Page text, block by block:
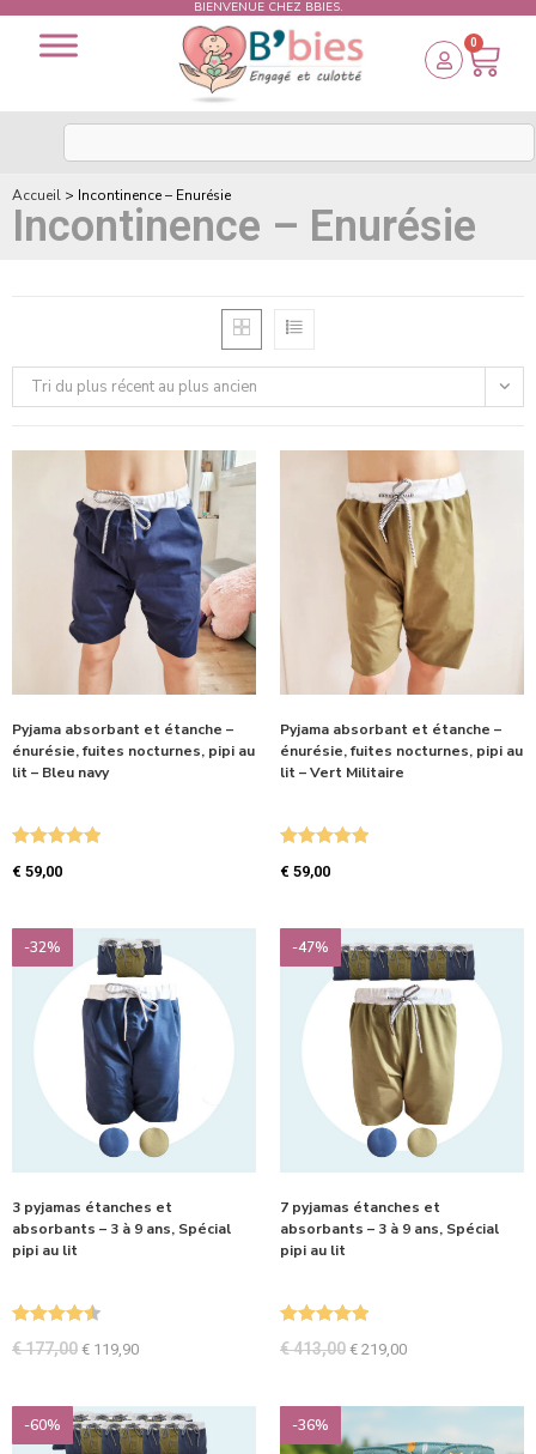
BIENVENUE CHEZ BBIES.
0
Accueil > Incontinence – Enurésie
Incontinence – Enurésie
Tri du plus récent au plus ancien
Pyjama absorbant et étanche –
énurésie, fuites nocturnes, pipi au
lit – Bleu navy
€ 59,00
Pyjama absorbant et étanche –
énurésie, fuites nocturnes, pipi au
lit – Vert Militaire
€ 59,00
-32%
3 pyjamas étanches et
absorbants – 3 à 9 ans, Spécial
pipi au lit
€177,00 € 119,90
-47%
7 pyjamas étanches et
absorbants – 3 à 9 ans, Spécial
pipi au lit
€413,00 € 219,00
-60% -36%